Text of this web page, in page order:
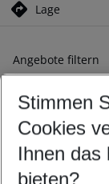
Lage
Angebote filtern
Ändern Sie Ihre
Abflughafen
Beliebiger
09.08.26–
Stimmen
Cookies
Ihnen das
bieten?